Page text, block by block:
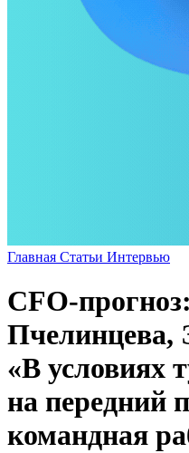
Главная Статьи Интервью
CFO-
Пчелинцева,
«В условиях
на передний
командная